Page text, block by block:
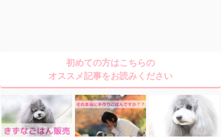
初めての方はこちらの
オススメ記事をお読みください